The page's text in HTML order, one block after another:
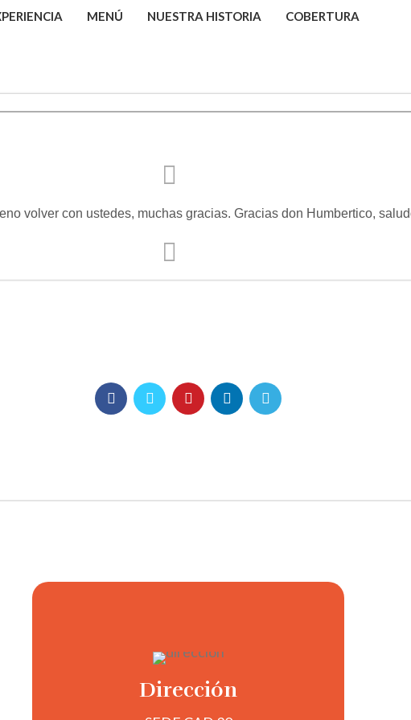
MENÚ NUESTRA HISTORIA COBERTURA
volver con ustedes, muchas gracias. Gracias don Humbertico,
Dirección